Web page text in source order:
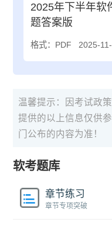
2025年下半年软
题答案版
格式：PDF 2025-
温馨提示：因考试政
提供的以上信息仅供
门公布的内容为准！
软考题库
章节练习
章节专项突破